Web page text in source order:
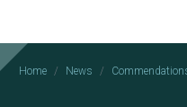
Home News